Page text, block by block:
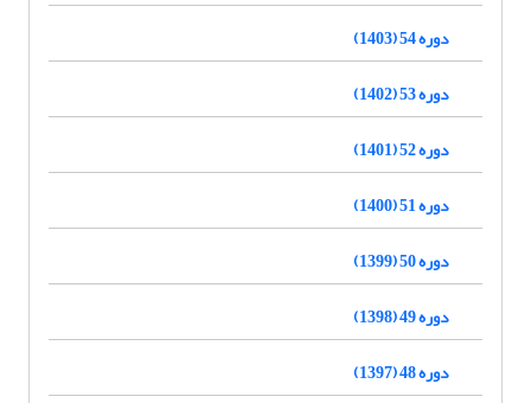
دوره 54 (1403)
دوره 53 (1402)
دوره 52 (1401)
دوره 51 (1400)
دوره 50 (1399)
دوره 49 (1398)
دوره 48 (1397)